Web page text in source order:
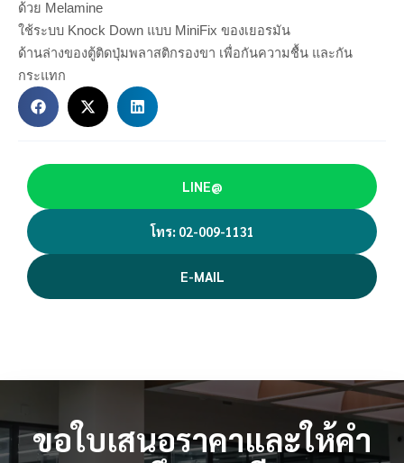
ด้วย Melamine
ใช้ระบบ Knock Down แบบ MiniFix ของเยอรมัน
ด้านล่างของตู้ติดปุ่มพลาสติกรองขา เพื่อกันความชื้น และกัน
กระแทก
LINE@
โทร: 02-009-1131
E-MAIL
ขอใบเสนอราคาและให้คำ